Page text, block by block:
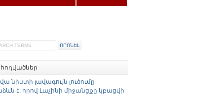
նիստի լավագույն լուծումը
է, որով Լաչինի միջանցքը կբացվի